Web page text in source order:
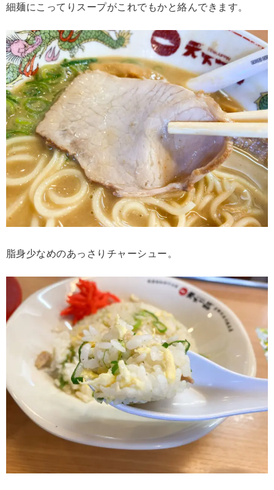
細麺にこってりスープがこれでもかと絡んできます。
脂身少なめのあっさりチャーシュー。